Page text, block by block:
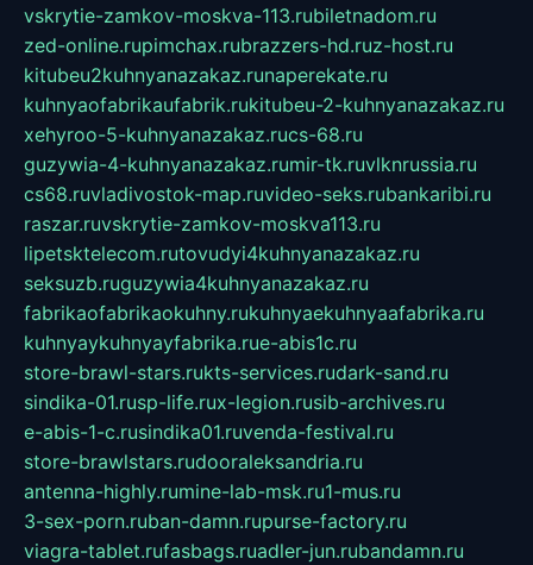
vskrytie-zamkov-moskva-113.rubiletnadom.ru
zed-online.rupimchax.rubrazzers-hd.ruz-host.ru
kitubeu2kuhnyanazakaz.runaperekate.ru
kuhnyaofabrikaufabrik.rukitubeu-2-kuhnyanazakaz.ru
xehyroo-5-kuhnyanazakaz.rucs-68.ru
guzywia-4-kuhnyanazakaz.rumir-tk.ruvlknrussia.ru
cs68.ruvladivostok-map.ruvideo-seks.rubankaribi.ru
raszar.ruvskrytie-zamkov-moskva113.ru
lipetsktelecom.rutovudyi4kuhnyanazakaz.ru
seksuzb.ruguzywia4kuhnyanazakaz.ru
fabrikaofabrikaokuhny.rukuhnyaekuhnyaafabrika.ru
kuhnyaykuhnyayfabrika.rue-abis1c.ru
store-brawl-stars.rukts-services.rudark-sand.ru
sindika-01.rusp-life.rux-legion.rusib-archives.ru
e-abis-1-c.rusindika01.ruvenda-festival.ru
store-brawlstars.rudooraleksandria.ru
antenna-highly.rumine-lab-msk.ru1-mus.ru
3-sex-porn.ruban-damn.rupurse-factory.ru
viagra-tablet.rufasbags.ruadler-jun.rubandamn.ru